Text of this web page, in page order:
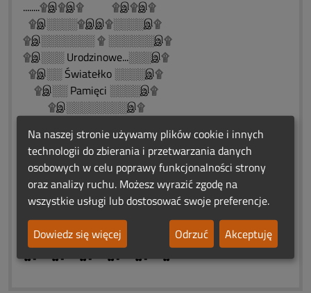
........۩இ۩இ۩ ۩இ۩இ۩
۩இ░░░░۩இஇ۩░░░░இ۩
۩இ░░░░░░░ ۩ ░░░░░░இ۩
۩இ░░░ Urodzinowe...░░░இ۩
۩இ░░ Światełko ░░░░இ۩
۩இ░░ Pamięci ░░░░இ۩
۩இ░░░░░░░░இ۩
۩இ░░இ۩
۩இ۩
✿•*´¯`✿•*´¯`✿•*´¯`✿•*´¯`✿•*´¯`✿
..„ Rozłąka jest naszym losem,
....spotkanie naszą nadzieją...
..Zostawiam modlitwę.❄️♨️❄️
✿•*´¯`✿•*´¯`✿•*´¯`✿•*´¯`✿•*´¯`✿
Na naszej stronie używamy plików cookie i innych
technologii do zbierania i przetwarzania danych
osobowych w celu poprawy funkcjonalności strony
oraz analizy ruchu. Możesz wyrazić zgodę na
wszystkie usługi lub dostosować swoje preferencje.
Dowiedz się więcej
Odrzuć Akceptuję